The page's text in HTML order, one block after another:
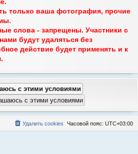
только ваша фотография, прочие
слова - запрещены. Участники с
будут удаляться без
действие будет применять и к
Часовой пояс: UTC+03:00
Удалить cookies